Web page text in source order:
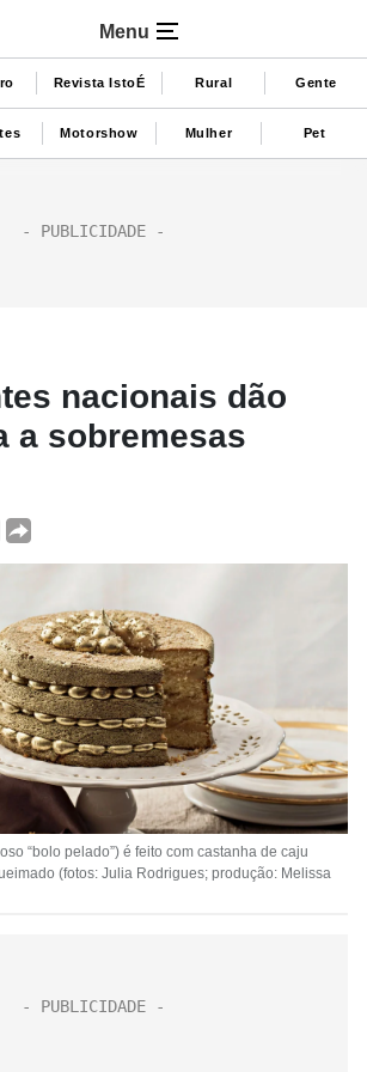
Menu
Revista IstoÉ Rural Gente
Motorshow Mulher Pet
nacionais dão
a sobremesas
“bolo pelado”) é feito com castanha de caju
(fotos: Julia Rodrigues; produção: Melissa